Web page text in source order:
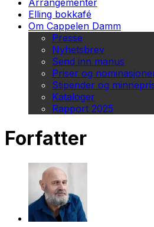
Arrangementer
Elling bokkafé
Om Cappelen Damm
Presse
Nyhetsbrev
Send inn manus
Priser og
Stipender og
Kataloger
Rapport 2025
Forfatter